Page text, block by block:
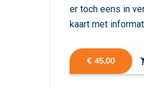
er toch eens in
kaart met
€ 45,00